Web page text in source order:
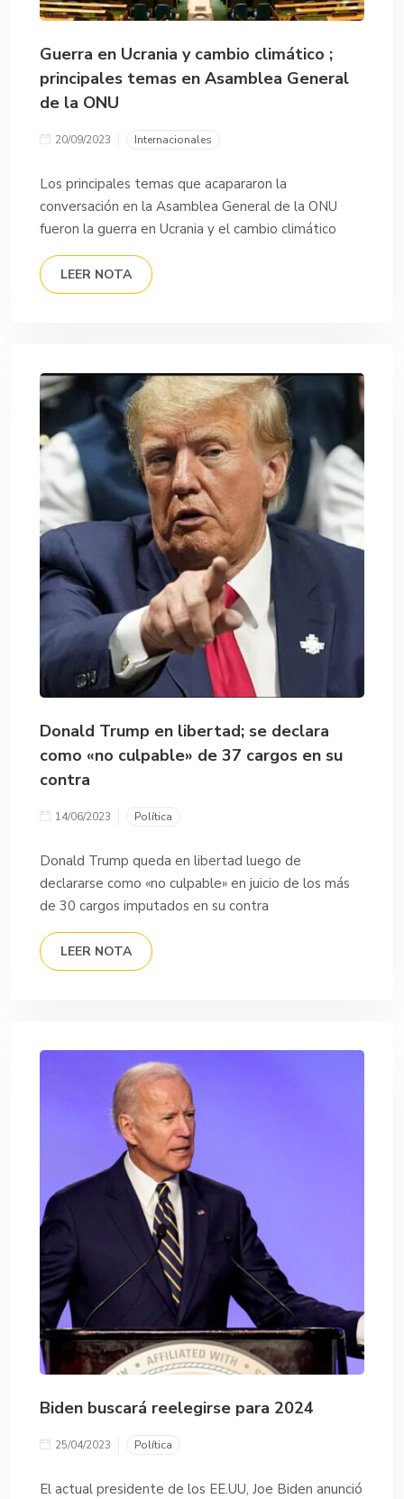
Guerra en Ucrania y cambio climático ;
principales temas en Asamblea General
de la ONU
20/09/2023 Internacionales
Los principales temas que acapararon la
conversación en la Asamblea General de la ONU
fueron la guerra en Ucrania y el cambio climático
LEER NOTA
Donald Trump en libertad; se declara
como «no culpable» de 37 cargos en su
contra
14/06/2023 Política
Donald Trump queda en libertad luego de
declararse como «no culpable» en juicio de los más
de 30 cargos imputados en su contra
LEER NOTA
Biden buscará reelegirse para 2024
25/04/2023 Política
El actual presidente de los EE.UU, Joe Biden anunció